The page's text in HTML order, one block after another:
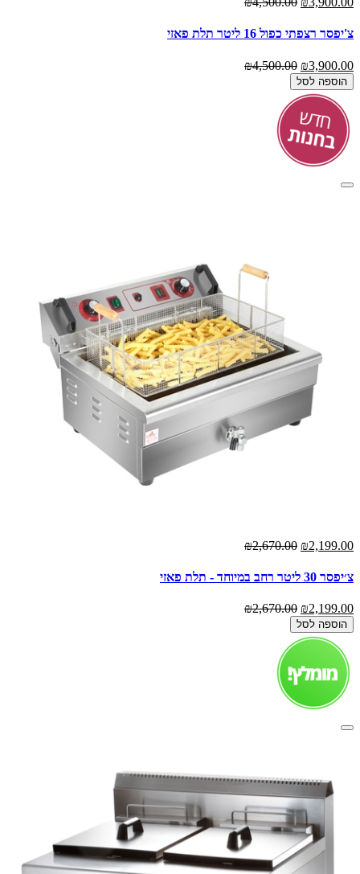
צ'יפסר רצפתי כפול 16 ליטר תלת פאזי
₪3,900.00
₪4,500.00
הוספה לסל
₪2,199.00
₪2,670.00
צ׳יפסר 30 ליטר רחב במיוחד - תלת פאזי
₪2,199.00
₪2,670.00
הוספה לסל